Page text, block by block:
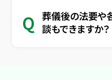
Q 葬儀後の法要や
談もできますか？